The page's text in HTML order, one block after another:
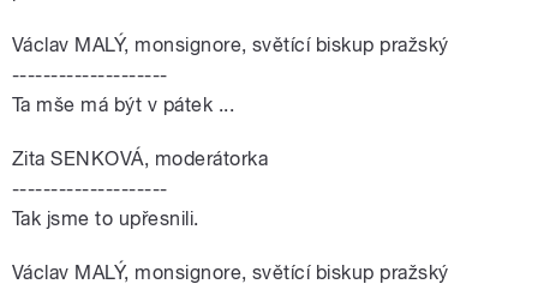
Václav MALÝ, monsignore, světící biskup pražský
--------------------
Ta mše má být v pátek ...
Zita SENKOVÁ, moderátorka
--------------------
Tak jsme to upřesnili.
Václav MALÝ, monsignore, světící biskup pražský